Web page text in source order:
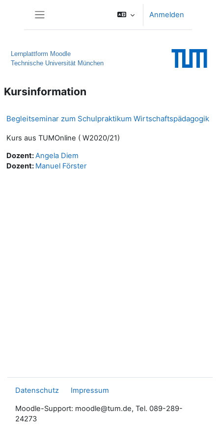
Anmelden
Lernplattform Moodle
Technische Universität München
Kursinformation
Begleitseminar zum Schulpraktikum Wirtschaftspädagogik
Kurs aus TUMOnline ( W2020/21)
Dozent:Angela Diem
Dozent: Manuel Förster
Datenschutz Impressum
Moodle-Support: moodle@tum.de, Tel. 089-289-
24273